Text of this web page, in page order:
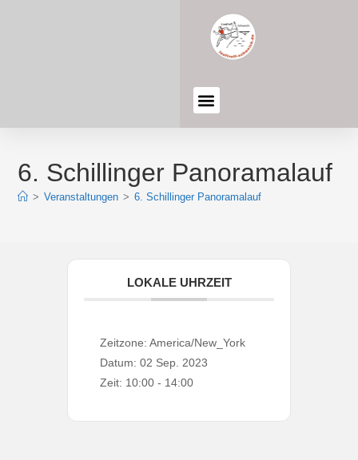
6. Schillinger Panoramalauf
> Veranstaltungen > 6. Schillinger Panoramalauf
LOKALE UHRZEIT
Zeitzone: America/New_York
Datum: 02 Sep. 2023
Zeit: 10:00 - 14:00